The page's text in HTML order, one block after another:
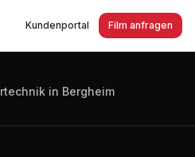
Kundenportal Film anfragen
in Bergheim
Imagefilm -